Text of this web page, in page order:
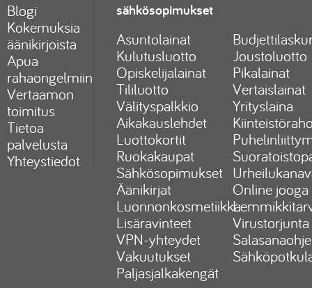
Blogi
Kokemuksia
äänikirjoista
Apua
rahaongelmiin
Vertaamon
toimitus
Tietoa
palvelusta
Yhteystiedot
sähkösopimukset
Asuntolainat
Kulutusluotto
Joustoluotto
Opiskelijalainat
Pikalainat
Tililuotto
Vertaislainat
Välityspalkkio
Yrityslaina
Aikakauslehdet
Luottokortit
Ruokakaupat
Sähkösopimukset
Äänikirjat
Online jooga
Luonnonkosmetiikka
Lisäravinteet
Virustorjunta
VPN-yhteydet
Vakuutukset
Paljasjalkakengät